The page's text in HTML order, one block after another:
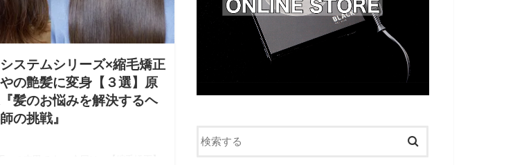
ステムシリーズ×縮毛矯正
の艶髪に変身【３選】原
髪のお悩みを解決するヘ
の挑戦』